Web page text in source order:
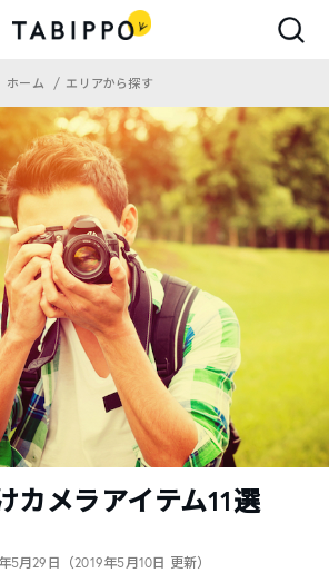
ホーム エリアから探す
カメラアイテム11選
5月29日（2019年5月10日 更新）